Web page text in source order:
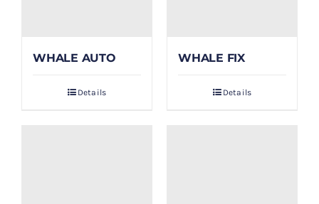
WHALE AUTO
Details
WHALE FIX
Details